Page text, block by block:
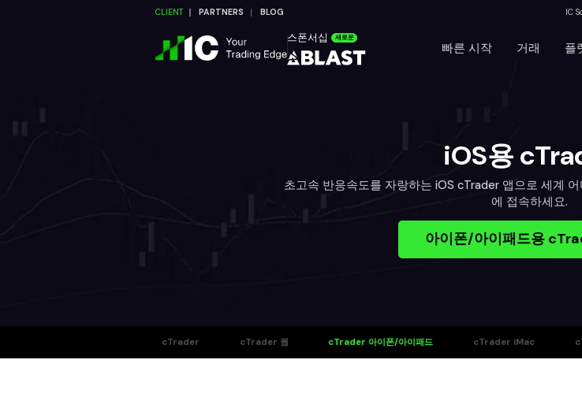
CLIENT PARTNERS BLOG IC
스폰서십 새로운
빠른 시작 거래 플
iOS용
초고속 반응속도를 자랑하는 iOS cTrader 앱으로 세계
에 접속하세요.
아이폰/아이패드용
cTrader cTrader 웹 cTrader 아이폰/아이패드 cTrader iMac